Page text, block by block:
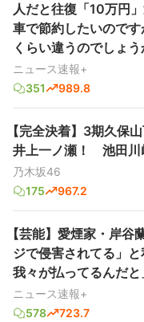
人だと往復「10万円
車で節約したいので
くらい違うのでしょう
ニュース速報+
351
989.8
【完全決着】3期久保
井上一ノ瀬！ 池田川
乃木坂46
175
967.2
【芸能】愛煙家・岸谷
ジで侵害されてる」
我々が払ってるんだと
ニュース速報+
578
723.7